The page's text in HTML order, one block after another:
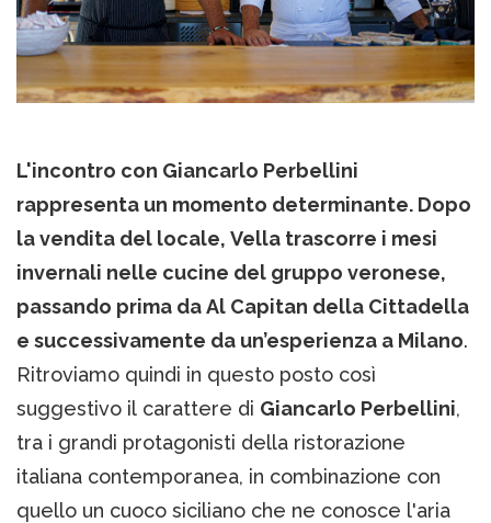
L'incontro con Giancarlo Perbellini
rappresenta un momento determinante. Dopo
la vendita del locale, Vella trascorre i mesi
invernali nelle cucine del gruppo veronese,
passando prima da Al Capitan della Cittadella
e successivamente da un’esperienza a Milano.
Ritroviamo quindi in questo posto così
suggestivo il carattere di Giancarlo Perbellini,
tra i grandi protagonisti della ristorazione
italiana contemporanea, in combinazione con
quello un cuoco siciliano che ne conosce l'aria